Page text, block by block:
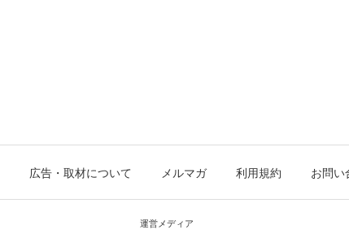
広告・取材について メルマガ 利用規約 お問い
運営メディア